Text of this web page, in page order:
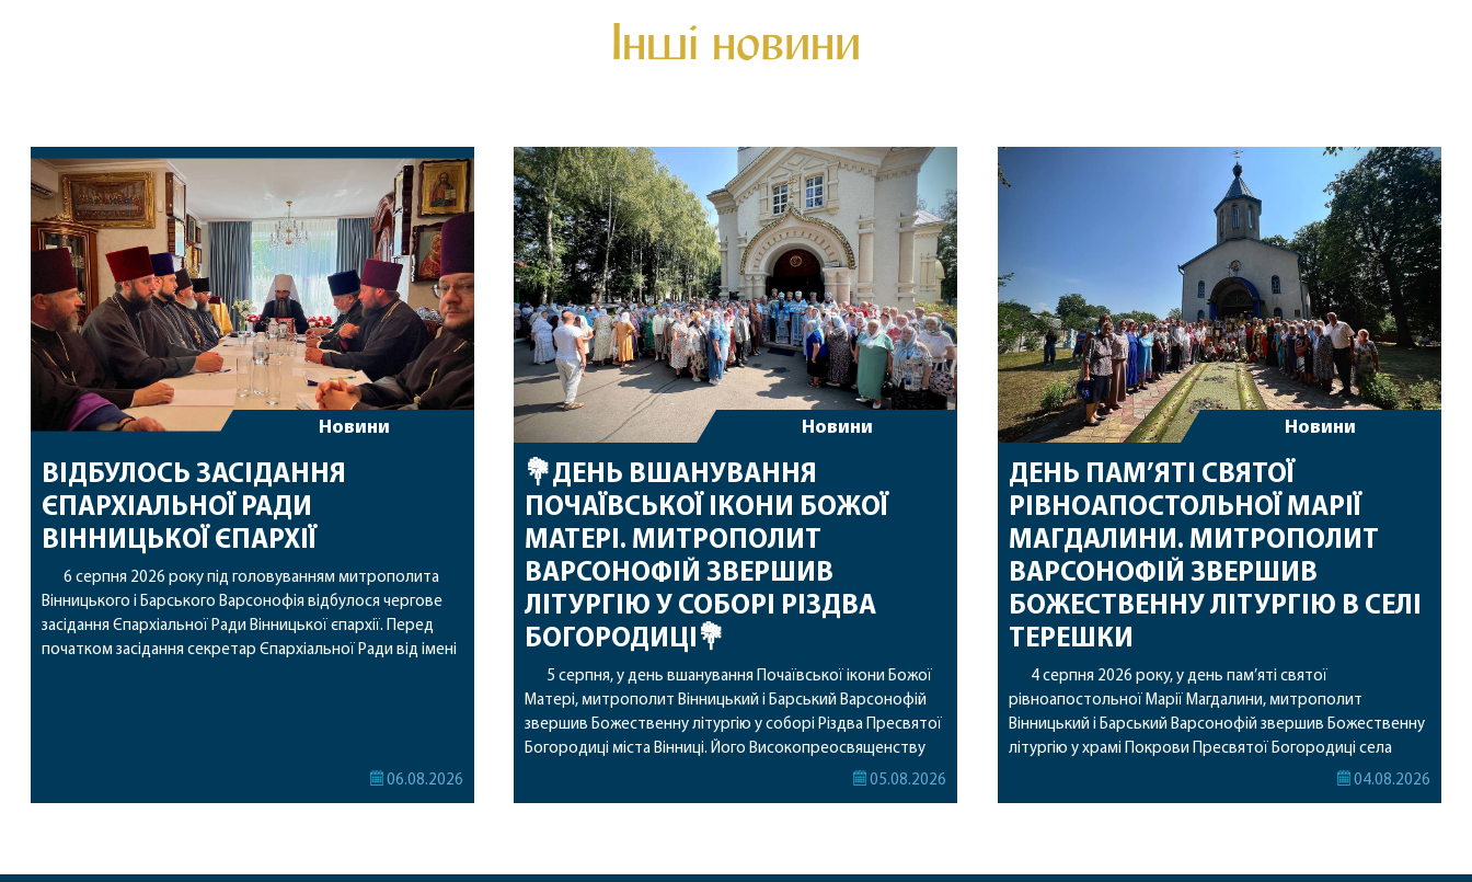
Інші новини
Новини
ВІДБУЛОСЬ ЗАСІДАННЯ
ЄПАРХІАЛЬНОЇ РАДИ
ВІННИЦЬКОЇ ЄПАРХІЇ
6 серпня 2026 року під головуванням митрополита
Вінницького і Барського Варсонофія відбулося чергове
засідання Єпархіальної Ради Вінницької єпархії. Перед
початком засідання секретар Єпархіальної Ради від імені
06.08.2026
Новини
💐ДЕНЬ ВШАНУВАННЯ
ПОЧАЇВСЬКОЇ ІКОНИ БОЖОЇ
МАТЕРІ. МИТРОПОЛИТ
ВАРСОНОФІЙ ЗВЕРШИВ
ЛІТУРГІЮ У СОБОРІ РІЗДВА
БОГОРОДИЦІ💐
5 серпня, у день вшанування Почаївської ікони Божої
Матері, митрополит Вінницький і Барський Варсонофій
звершив Божественну літургію у соборі Різдва Пресвятої
Богородиці міста Вінниці. Його Високопреосвященству
співслужили секретар, духівник, благочинні, духовенство
05.08.2026
Новини
ДЕНЬ ПАМ’ЯТІ СВЯТОЇ
РІВНОАПОСТОЛЬНОЇ МАРІЇ
МАГДАЛИНИ. МИТРОПОЛИТ
ВАРСОНОФІЙ ЗВЕРШИВ
БОЖЕСТВЕННУ ЛІТУРГІЮ В СЕЛІ
ТЕРЕШКИ
4 серпня 2026 року, у день пам’яті святої
рівноапостольної Марії Магдалини, митрополит
Вінницький і Барський Варсонофій звершив Божественну
літургію у храмі Покрови Пресвятої Богородиці села
Терешки Барського благочиння. Перед початком04.08.2026